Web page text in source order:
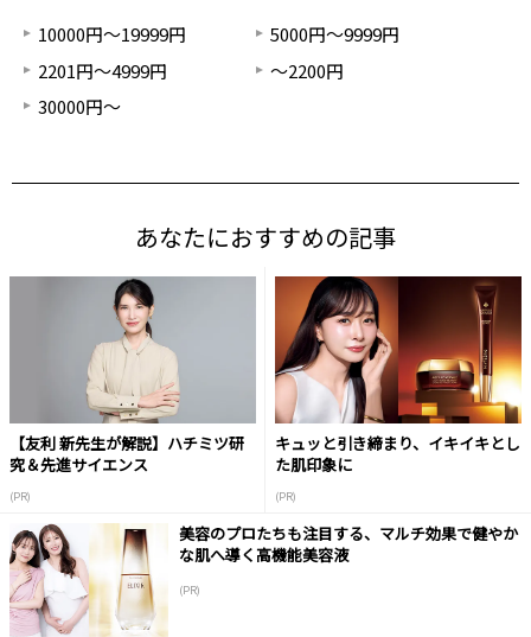
10000円～19999円
5000円～9999円
2201円～4999円
～2200円
30000円～
あなたにおすすめの記事
【友利 新先生が解説】ハチミツ研
究＆先進サイエンス
(PR)
キュッと引き締まり、イキイキとし
た肌印象に
(PR)
美容のプロたちも注目する、マルチ効果で健やか
な肌へ導く高機能美容液
(PR)